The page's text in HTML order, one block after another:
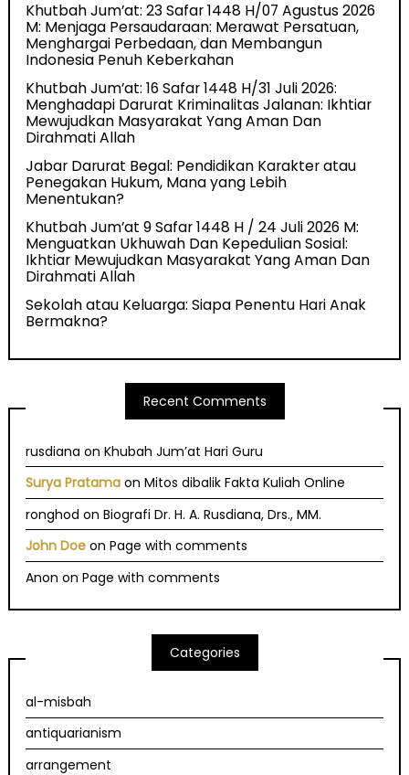
Khutbah Jum’at: 23 Safar 1448 H/07 Agustus 2026
M: Menjaga Persaudaraan: Merawat Persatuan,
Menghargai Perbedaan, dan Membangun
Indonesia Penuh Keberkahan
Khutbah Jum’at: 16 Safar 1448 H/31 Juli 2026:
Menghadapi Darurat Kriminalitas Jalanan: Ikhtiar
Mewujudkan Masyarakat Yang Aman Dan
Dirahmati Allah
Jabar Darurat Begal: Pendidikan Karakter atau
Penegakan Hukum, Mana yang Lebih
Menentukan?
Khutbah Jum’at 9 Safar 1448 H / 24 Juli 2026 M:
Menguatkan Ukhuwah Dan Kepedulian Sosial:
Ikhtiar Mewujudkan Masyarakat Yang Aman Dan
Dirahmati Allah
Sekolah atau Keluarga: Siapa Penentu Hari Anak
Bermakna?
Recent Comments
rusdiana onKhubah Jum’at Hari Guru
Surya Pratama onMitos dibalik Fakta Kuliah Online
ronghod onBiografi Dr. H. A. Rusdiana, Drs., MM.
John Doe onPage with comments
Anon onPage with comments
Categories
al-misbah
antiquarianism
arrangement